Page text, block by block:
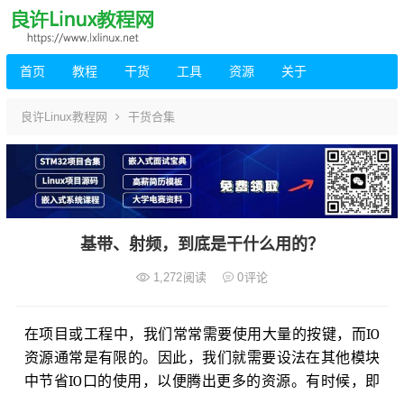
首页 教程 干货 工具 资源 关于
良许Linux教程网 干货合集
基带、射频，到底是干什么用的？
1,272阅读 0评论
在项目或工程中，我们常常需要使用大量的按键，而IO
资源通常是有限的。因此，我们就需要设法在其他模块
中节省IO口的使用，以便腾出更多的资源。有时候，即